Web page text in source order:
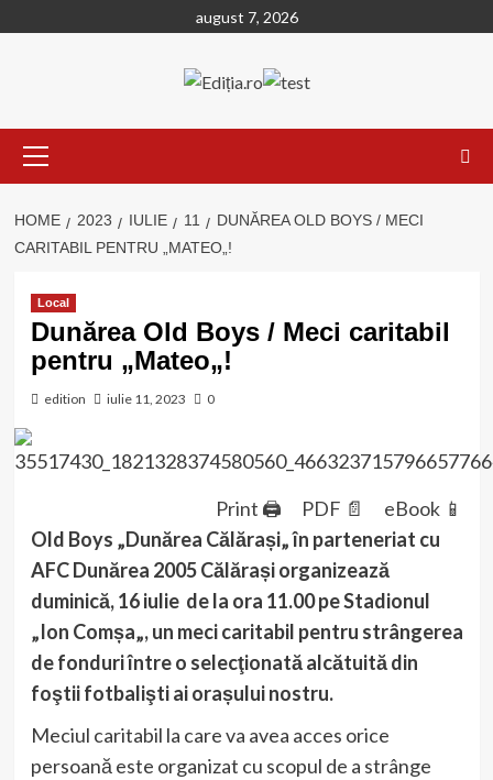
to
august 7, 2026
Menu
HOME 2023 IULIE 11
DUNĂREA OLD BOYS / MECI
CARITABIL PENTRU „MATEO„!
Local
Dunărea Old Boys / Meci caritabil
pentru „Mateo„!
edition iulie 11, 2023 0
Print 🖨 PDF 📄
eBook 📱
Old Boys „Dunărea Călărași„ în parteneriat cu
AFC Dunărea 2005 Călărași organizează
duminică, 16 iulie de la ora 11.00 pe Stadionul
„Ion Comșa„, un meci caritabil pentru strângerea
de fonduri între o selecţionată alcătuită din
foştii fotbalişti ai orașului nostru.
Meciul caritabil la care va avea acces orice
persoană este organizat cu scopul de a strânge